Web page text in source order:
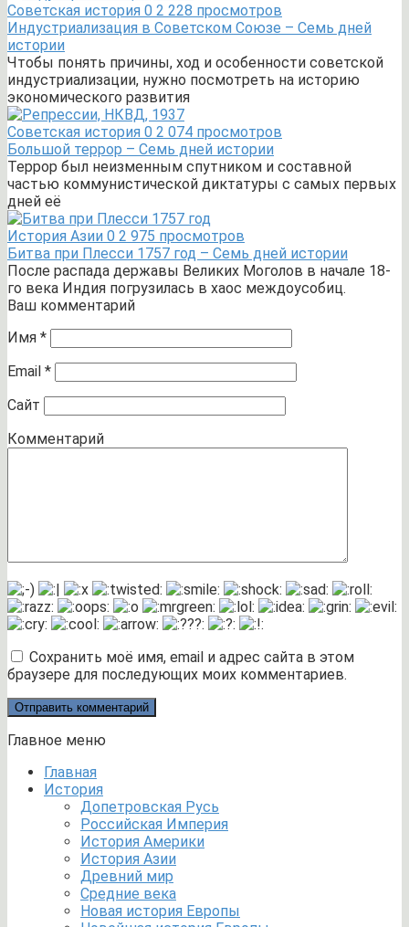
Советская история 0 2 228 просмотров
Индустриализация в Советском Союзе – Семь дней
истории
Чтобы понять причины, ход и особенности советской
индустриализации, нужно посмотреть на историю
экономического развития
Советская история 0 2 074 просмотров
Большой террор – Семь дней истории
Террор был неизменным спутником и составной
частью коммунистической диктатуры с самых первых
дней её
История Азии 0 2 975 просмотров
Битва при Плесси 1757 год – Семь дней истории
После распада державы Великих Моголов в начале 18-
го века Индия погрузилась в хаос междоусобиц.
Ваш комментарий
Имя *
Email *
Сайт
Комментарий
Сохранить моё имя, email и адрес сайта в этом
браузере для последующих моих комментариев.
Главное меню
Главная
История
Допетровская Русь
Российская Империя
История Америки
История Азии
Древний мир
Средние века
Новая история Европы